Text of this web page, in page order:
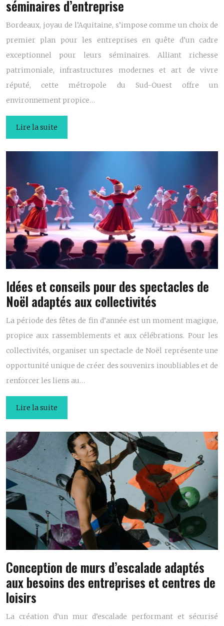
séminaires d’entreprise
Bordeaux, joyau de l’Aquitaine, s’impose comme un choix de
premier plan pour les entreprises en quête d’un cadre
exceptionnel pour leurs séminaires. Alliant richesse
patrimoniale, infrastructures modernes et art de vivre
réputé, cette métropole du Sud-Ouest offre un
environnement propice…
Lire la suite
Idées et conseils pour des spectacles de
Noël adaptés aux collectivités
La période des fêtes de fin d’année est un moment magique,
propice aux rassemblements et aux célébrations. Pour les
collectivités, organiser un spectacle de Noël représente une
opportunité unique de créer des souvenirs inoubliables et de
renforcer les liens au…
Lire la suite
Conception de murs d’escalade adaptés
aux besoins des entreprises et centres de
loisirs
La création d’un mur d’escalade performant et sécurisé